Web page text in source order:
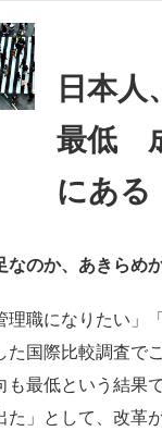
と働き方のヒント
ニア向け専門サイト
日本
最低
にある
なのか、あきらめか
職になりたい」
た国際比較調査で
も最低という結果
た」として、改革